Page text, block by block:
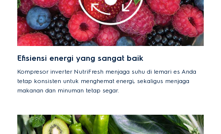
Efisiensi energi yang sangat baik
Kompresor inverter NutriFresh menjaga suhu di lemari es Anda
tetap konsisten untuk menghemat energi, sekaligus menjaga
makanan dan minuman tetap segar.